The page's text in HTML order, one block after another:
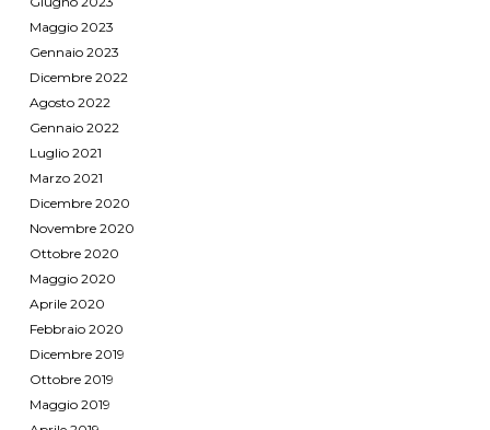
Maggio 2023
Gennaio 2023
Dicembre 2022
Agosto 2022
Gennaio 2022
Luglio 2021
Marzo 2021
Dicembre 2020
Novembre 2020
Ottobre 2020
Maggio 2020
Aprile 2020
Febbraio 2020
Dicembre 2019
Ottobre 2019
Maggio 2019